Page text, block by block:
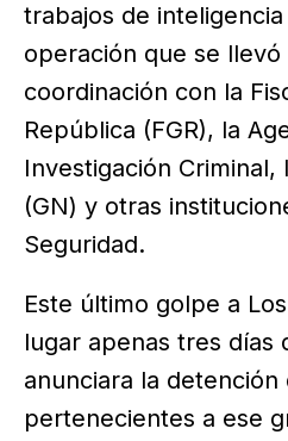
trabajos de
operación que se llevó
coordinación con la
República (FGR), la
Investigación Criminal,
(GN) y otras
Seguridad.
Este último golpe a
lugar apenas tres días
anunciara la detención
pertenecientes a ese